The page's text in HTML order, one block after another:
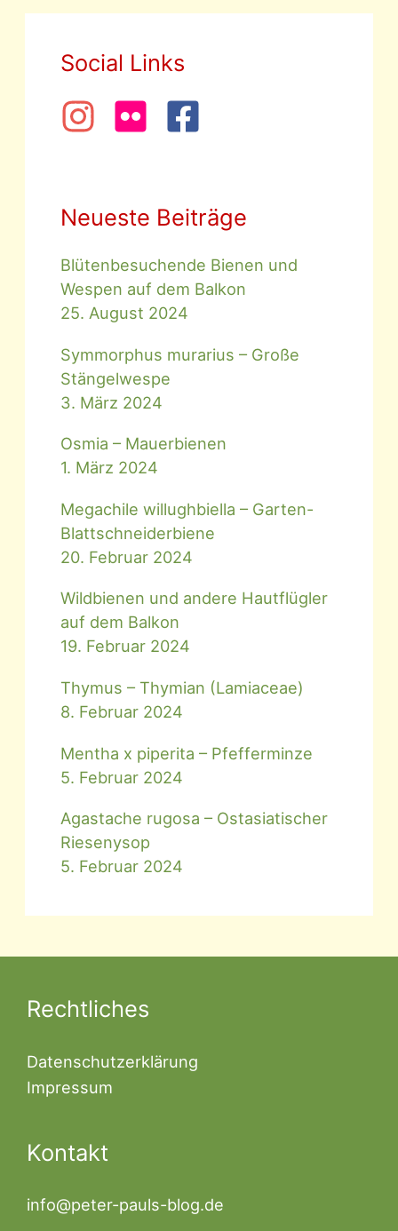
Social Links
Neueste Beiträge
Blütenbesuchende Bienen und
Wespen auf dem Balkon
25. August 2024
Symmorphus murarius – Große
Stängelwespe
3. März 2024
Osmia – Mauerbienen
1. März 2024
Megachile willughbiella – Garten-
Blattschneiderbiene
20. Februar 2024
Wildbienen und andere Hautflügler
auf dem Balkon
19. Februar 2024
Thymus – Thymian (Lamiaceae)
8. Februar 2024
Mentha x piperita – Pfefferminze
5. Februar 2024
Agastache rugosa – Ostasiatischer
Riesenysop
5. Februar 2024
Rechtliches
Datenschutzerklärung
Impressum
Kontakt
info@peter-pauls-blog.de